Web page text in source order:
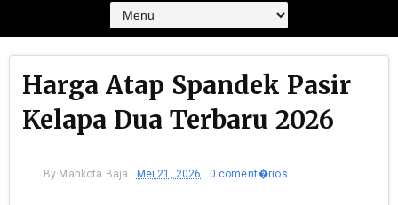
Harga Atap Spandek Pasir
Kelapa Dua Terbaru 2026
By Mahkota Baja Mei 21, 2026 0 coment�rios